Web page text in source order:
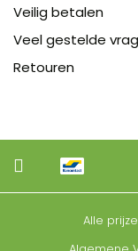
Veilig betalen
Veel gestelde
Retouren
Alle